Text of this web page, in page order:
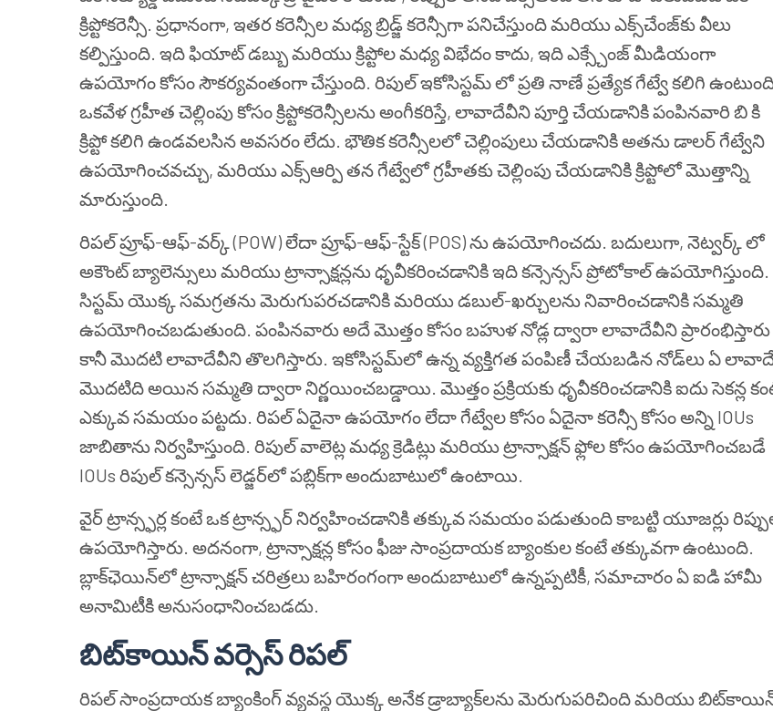
క్రిప్టోకరెన్సీ. ప్రధానంగా, ఇతర కరెన్సీల మధ్య బ్రిడ్జ్ కరెన్సీగా పనిచేస్తుంది మరియు ఎక్స్‌చేంజ్‌కు వీలు
కల్పిస్తుంది. ఇది ఫియాట్ డబ్బు మరియు క్రిప్టోల మధ్య విభేదం కాదు, ఇది ఎక్స్చేంజ్ మీడియంగా
ఉపయోగం కోసం సౌకర్యవంతంగా చేస్తుంది. రిపుల్ ఇకోసిస్టమ్ లో ప్రతి నాణే ప్రత్యేక గేట్వే కలిగి
ఒకవేళ గ్రహీత చెల్లింపు కోసం క్రిప్టోకరెన్సీలను అంగీకరిస్తే, లావాదేవీని పూర్తి చేయడానికి పంపినవారి బి కి
క్రిప్టో కలిగి ఉండవలసిన అవసరం లేదు. భౌతిక కరెన్సీలలో చెల్లింపులు చేయడానికి అతను డాలర్ గేట్వేని
ఉపయోగించవచ్చు, మరియు ఎక్స్ఆర్పి తన గేట్వేలో గ్రహీతకు చెల్లింపు చేయడానికి క్రిప్టోలో మొత్తాన్ని
మారుస్తుంది.
రిపల్ ప్రూఫ్-ఆఫ్-వర్క్ (POW) లేదా ప్రూఫ్-ఆఫ్-స్టేక్ (POS) ను ఉపయోగించదు. బదులుగా, నెట్వర్క్ లో
అకౌంట్ బ్యాలెన్సులు మరియు ట్రాన్సాక్షన్లను ధృవీకరించడానికి ఇది కన్సెన్సస్ ప్రోటోకాల్ ఉపయోగిస్తుంది.
సిస్టమ్ యొక్క సమగ్రతను మెరుగుపరచడానికి మరియు డబుల్-ఖర్చులను నివారించడానికి సమ్మతి
ఉపయోగించబడుతుంది. పంపినవారు అదే మొత్తం కోసం బహుళ నోడ్ల ద్వారా లావాదేవీని ప్రారంభిస్తారు
కానీ మొదటి లావాదేవీని తొలగిస్తారు. ఇకోసిస్టమ్‌లో ఉన్న వ్యక్తిగత పంపిణీ చేయబడిన నోడ్‌లు ఏ
మొదటిది అయిన సమ్మతి ద్వారా నిర్ణయించబడ్డాయి. మొత్తం ప్రక్రియకు ధృవీకరించడానికి ఐదు సెకన్ల
ఎక్కువ సమయం పట్టదు. రిపల్ ఏదైనా ఉపయోగం లేదా గేట్వేల కోసం ఏదైనా కరెన్సీ కోసం అన్ని IOUs
జాబితాను నిర్వహిస్తుంది. రిపుల్ వాలెట్ల మధ్య క్రెడిట్లు మరియు ట్రాన్సాక్షన్ ఫ్లోల కోసం ఉపయోగించబడే
IOUs రిపుల్ కన్సెన్సస్ లెడ్జర్‌లో పబ్లిక్‌గా అందుబాటులో ఉంటాయి.
వైర్ ట్రాన్స్ఫర్ల కంటే ఒక ట్రాన్స్ఫర్ నిర్వహించడానికి తక్కువ సమయం పడుతుంది కాబట్టి యూజర్లు
ఉపయోగిస్తారు. అదనంగా, ట్రాన్సాక్షన్ల కోసం ఫీజు సాంప్రదాయక బ్యాంకుల కంటే తక్కువగా ఉంటుంది.
బ్లాక్‌ఛెయిన్‌లో ట్రాన్సాక్షన్ చరిత్రలు బహిరంగంగా అందుబాటులో ఉన్నప్పటికీ, సమాచారం ఏ ఐడి హామీ
అనామిటీకి అనుసంధానించబడదు.
బిట్‌కాయిన్ వర్సెస్ రిపల్
రిపల్ సాంప్రదాయక బ్యాంకింగ్ వ్యవస్థ యొక్క అనేక డ్రాబ్యాక్‌లను మెరుగుపరిచింది మరియు